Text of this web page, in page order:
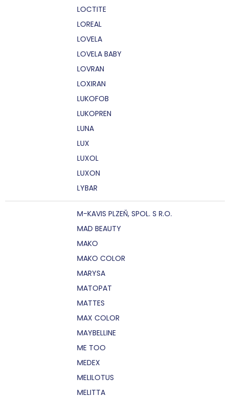
LOCTITE
LOREAL
LOVELA
LOVELA BABY
LOVRAN
LOXIRAN
LUKOFOB
LUKOPREN
LUNA
LUX
LUXOL
LUXON
LYBAR
M-KAVIS PLZEŇ, SPOL. S R.O.
MAD BEAUTY
MAKO
MAKO COLOR
MARYSA
MATOPAT
MATTES
MAX COLOR
MAYBELLINE
ME TOO
MEDEX
MELILOTUS
MELITTA